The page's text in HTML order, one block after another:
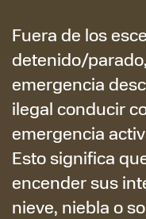
Fuera de los
detenido/
emergencia
ilegal conducir
emergencia
Esto significa
encender sus
nieve, niebla o